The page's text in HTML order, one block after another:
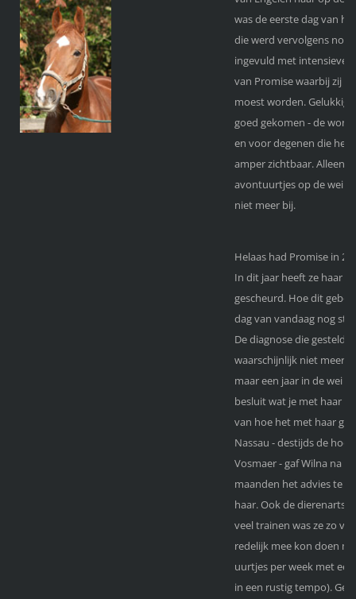
was de eerste dag van
die werd vervolgens
ingevuld met intensieve
van Promise waarbij zij
moest worden. Gelukkig
goed gekomen - de
en voor degenen die het
amper zichtbaar. Alleen
avontuurtjes op de wei
niet meer bij.
Helaas had Promise in
In dit jaar heeft ze haar
gescheurd. Hoe dit
dag van vandaag nog
De diagnose die gesteld
waarschijnlijk niet meer
maar een jaar in de wei
besluit wat je met haar
van hoe het met haar
Nassau - destijds de
Vosmaer - gaf Wilna na
maanden het advies te
haar. Ook de dierenarts
veel trainen was ze zo
redelijk mee kon doen
uurtjes per week met
in een rustig tempo).